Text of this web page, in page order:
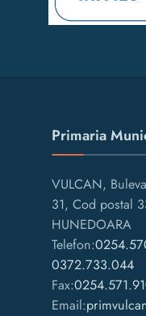
Primaria
VULCAN,
31, Cod postal
HUNEDOARA
Telefon:
0372.733.044
Fax:
Email: